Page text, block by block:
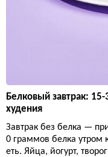
Белковый завтрак:
худения
Завтрак без белка —
0 граммов белка утром
еть. Яйца, йогурт,